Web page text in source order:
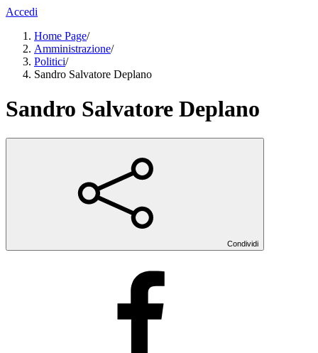
Accedi
Home Page/
Amministrazione/
Politici/
Sandro Salvatore Deplano
Sandro Salvatore Deplano
Condividi